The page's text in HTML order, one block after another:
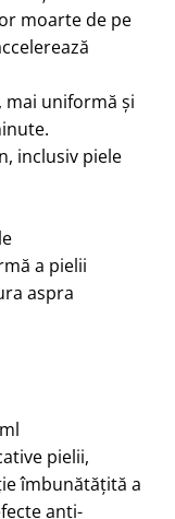
moarte de pe
mai uniformă și
inclusiv piele
a pielii
aspra
pielii,
îmbunătățită a
anti-